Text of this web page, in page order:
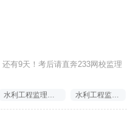
有9天！考后请直奔233网校监理
水利工程监理题库